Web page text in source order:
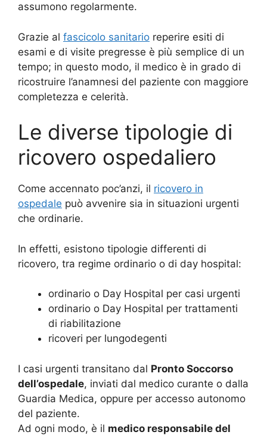
assumono regolarmente.
Grazie al fascicolo sanitario reperire esiti di
esami e di visite pregresse è più semplice di un
tempo; in questo modo, il medico è in grado di
ricostruire l’anamnesi del paziente con maggiore
completezza e celerità.
Le diverse tipologie di
ricovero ospedaliero
Come accennato poc’anzi, il ricovero in
ospedale può avvenire sia in situazioni urgenti
che ordinarie.
In effetti, esistono tipologie differenti di
ricovero, tra regime ordinario o di day hospital:
ordinario o Day Hospital per casi urgenti
ordinario o Day Hospital per trattamenti
di riabilitazione
ricoveri per lungodegenti
I casi urgenti transitano dal Pronto Soccorso
dell’ospedale, inviati dal medico curante o dalla
Guardia Medica, oppure per accesso autonomo
del paziente.
Ad ogni modo, è il medico responsabile del